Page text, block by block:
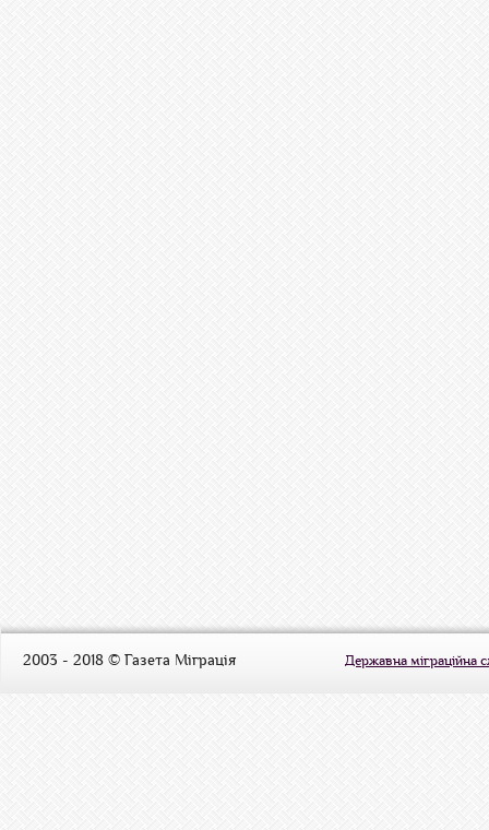
2003 - 2018 © Газета Міграція Державна міграційна